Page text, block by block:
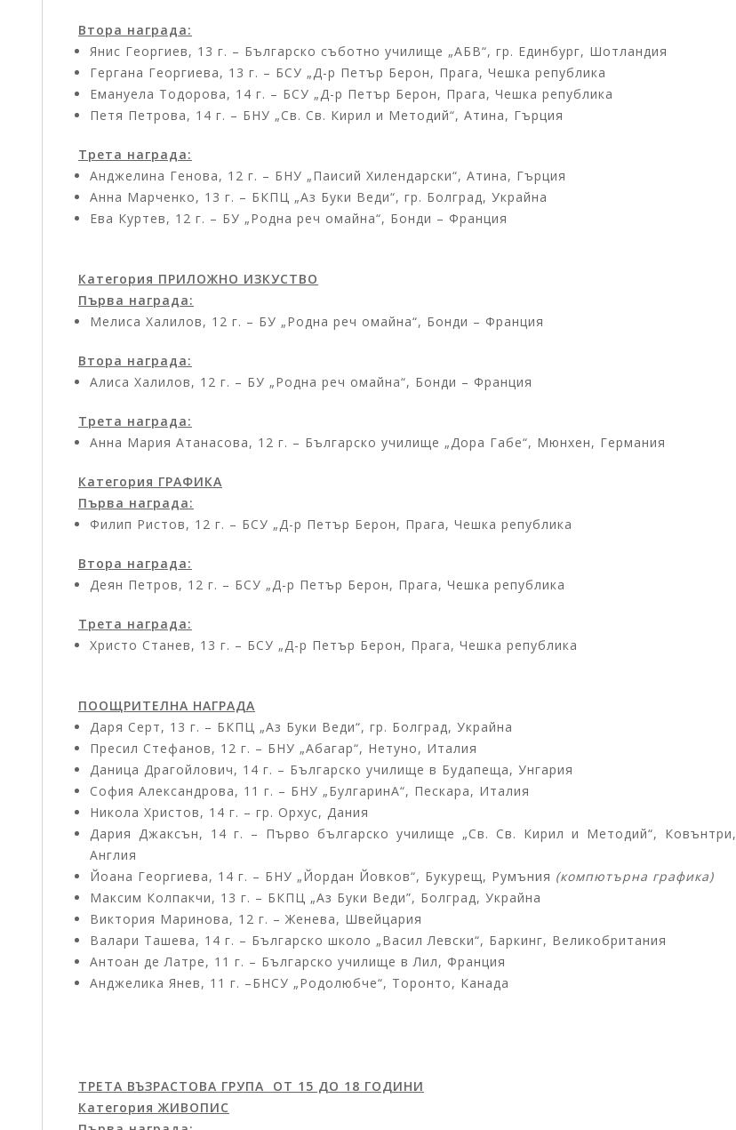
Втора награда:
Янис Георгиев, 13 г. – Българско съботно училище „АБВ“, гр. Единбург, Шотландия
Гергана Георгиева, 13 г. – БСУ „Д-р Петър Берон, Прага, Чешка република
Емануела Тодорова, 14 г. – БСУ „Д-р Петър Берон, Прага, Чешка република
Петя Петрова, 14 г. – БНУ „Св. Св. Кирил и Методий“, Атина, Гърция
Трета награда:
Анджелина Генова, 12 г. – БНУ „Паисий Хилендарски“, Атина, Гърция
Анна Марченко, 13 г. – БКПЦ „Аз Буки Веди“, гр. Болград, Украйна
Ева Куртев, 12 г. – БУ „Родна реч омайна“, Бонди – Франция
Категория ПРИЛОЖНО ИЗКУСТВО
Първа награда:
Мелиса Халилов, 12 г. – БУ „Родна реч омайна“, Бонди – Франция
Втора награда:
Алиса Халилов, 12 г. – БУ „Родна реч омайна“, Бонди – Франция
Трета награда:
Анна Мария Атанасова, 12 г. – Българско училище „Дора Габе“, Мюнхен, Германия
Категория ГРАФИКА
Първа награда:
Филип Ристов, 12 г. – БСУ „Д-р Петър Берон, Прага, Чешка република
Втора награда:
Деян Петров, 12 г. – БСУ „Д-р Петър Берон, Прага, Чешка република
Трета награда:
Христо Станев, 13 г. – БСУ „Д-р Петър Берон, Прага, Чешка република
ПООЩРИТЕЛНА НАГРАДА
Даря Серт, 13 г. – БКПЦ „Аз Буки Веди“, гр. Болград, Украйна
Пресил Стефанов, 12 г. – БНУ „Абагар“, Нетуно, Италия
Даница Драгойлович, 14 г. – Българско училище в Будапеща, Унгария
София Александрова, 11 г. – БНУ „БулгаринА“, Пескара, Италия
Никола Христов, 14 г. – гр. Орхус, Дания
Дария Джаксън, 14 г. – Първо българско училище „Св. Св. Кирил и Методий“, Ковънтри,
Англия
Йоана Георгиева, 14 г. – БНУ „Йордан Йовков“, Букурещ, Румъния (компютърна графика)
Максим Колпакчи, 13 г. – БКПЦ „Аз Буки Веди”, Болград, Украйна
Виктория Маринова, 12 г. – Женева, Швейцария
Валари Ташева, 14 г. – Българско школо „Васил Левски“, Баркинг, Великобритания
Антоан де Латре, 11 г. – Българско училище в Лил, Франция
Анджелика Янев, 11 г. –БНСУ „Родолюбче“, Торонто, Канада
ТРЕТА ВЪЗРАСТОВА ГРУПА ОТ 15 ДО 18 ГОДИНИ
Категория ЖИВОПИС